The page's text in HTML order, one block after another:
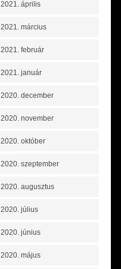
2021. április
2021. március
2021. február
2021. január
2020. december
2020. november
2020. október
2020. szeptember
2020. augusztus
2020. július
2020. június
2020. május